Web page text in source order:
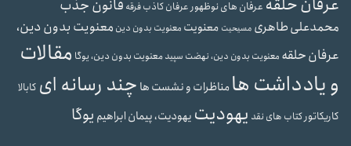
عرفان های نوظهور عرفان کاذبفرقه قانون جذب
محمدعلی طاهری مسیحیت معنویت معنویت بدون دین معنویت بدون دین،
عرفان حلقه معنویت بدون دین، نهضت سپیدمعنویت بدون دین، یوگا مقالات
و یادداشت هامناظرات و نشست ها چند رسانه ای کابالا
کاریکاتور کتاب های نقد یهودیت یهودیت، پیمان ابراهیم یوگا